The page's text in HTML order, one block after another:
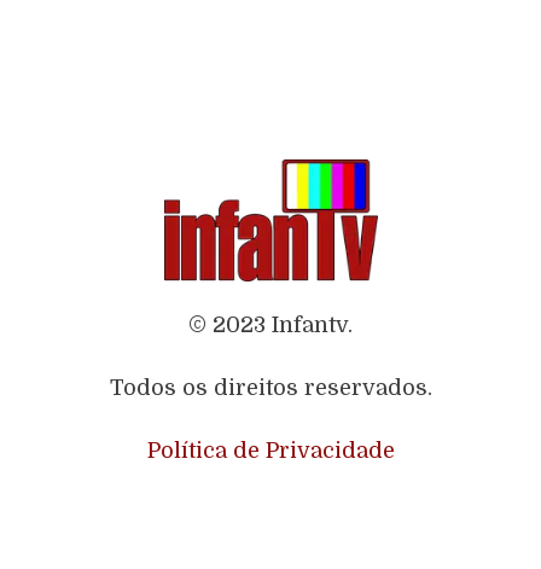
© 2023 Infantv.
Todos os direitos reservados.
Política de Privacidade